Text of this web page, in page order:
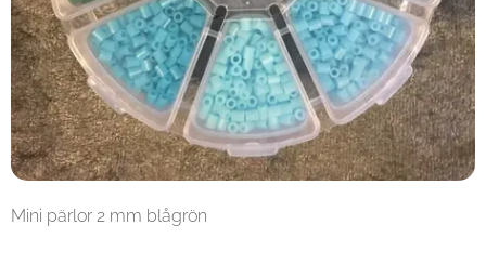
Mini pärlor 2 mm blågrön